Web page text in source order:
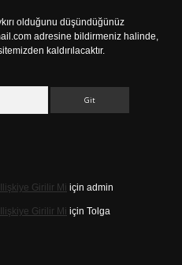
olduğunu düşündüğünüz
adresine bildirmeniz halinde,
kaldırılacaktır.
Girilir Mi için admin
Girilir Mi için Tolga